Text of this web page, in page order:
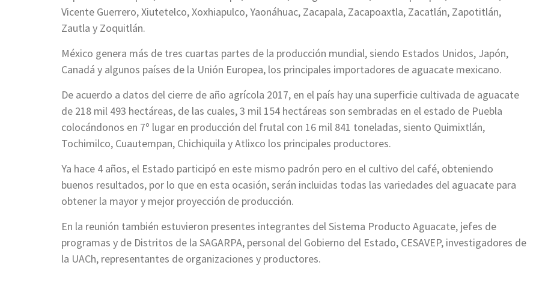
Vicente Guerrero, Xiutetelco, Xoxhiapulco, Yaonáhuac, Zacapala, Zacapoaxtla, Zacatlán, Zapotitlán,
Zautla y Zoquitlán.
México genera más de tres cuartas partes de la producción mundial, siendo Estados Unidos, Japón,
Canadá y algunos países de la Unión Europea, los principales importadores de aguacate mexicano.
De acuerdo a datos del cierre de año agrícola 2017, en el país hay una superficie cultivada de aguacate
de 218 mil 493 hectáreas, de las cuales, 3 mil 154 hectáreas son sembradas en el estado de Puebla
colocándonos en 7º lugar en producción del frutal con 16 mil 841 toneladas, siento Quimixtlán,
Tochimilco, Cuautempan, Chichiquila y Atlixco los principales productores.
Ya hace 4 años, el Estado participó en este mismo padrón pero en el cultivo del café, obteniendo
buenos resultados, por lo que en esta ocasión, serán incluidas todas las variedades del aguacate para
obtener la mayor y mejor proyección de producción.
En la reunión también estuvieron presentes integrantes del Sistema Producto Aguacate, jefes de
programas y de Distritos de la SAGARPA, personal del Gobierno del Estado, CESAVEP, investigadores de
la UACh, representantes de organizaciones y productores.